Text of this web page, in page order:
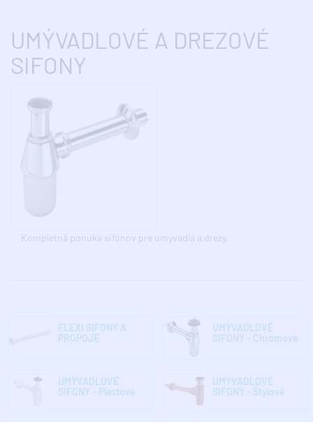
UMÝVADLOVÉ A DREZOVÉ
SIFONY
Kompletná ponuka sifónov pre umývadlá a drezy.
FLEXI SIFONY A
PROPOJE
UMÝVADLOVÉ
SIFONY - Chromové
UMÝVADLOVÉ
SIFONY - Plastové
UMÝVADLOVÉ
SIFONY - Štýlové